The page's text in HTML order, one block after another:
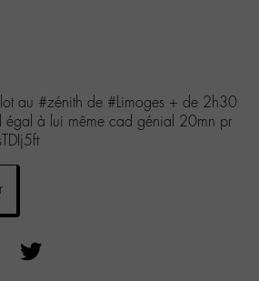
au #zénith de #Limoges + de 2h30
égal à lui même cad génial 20mn pr